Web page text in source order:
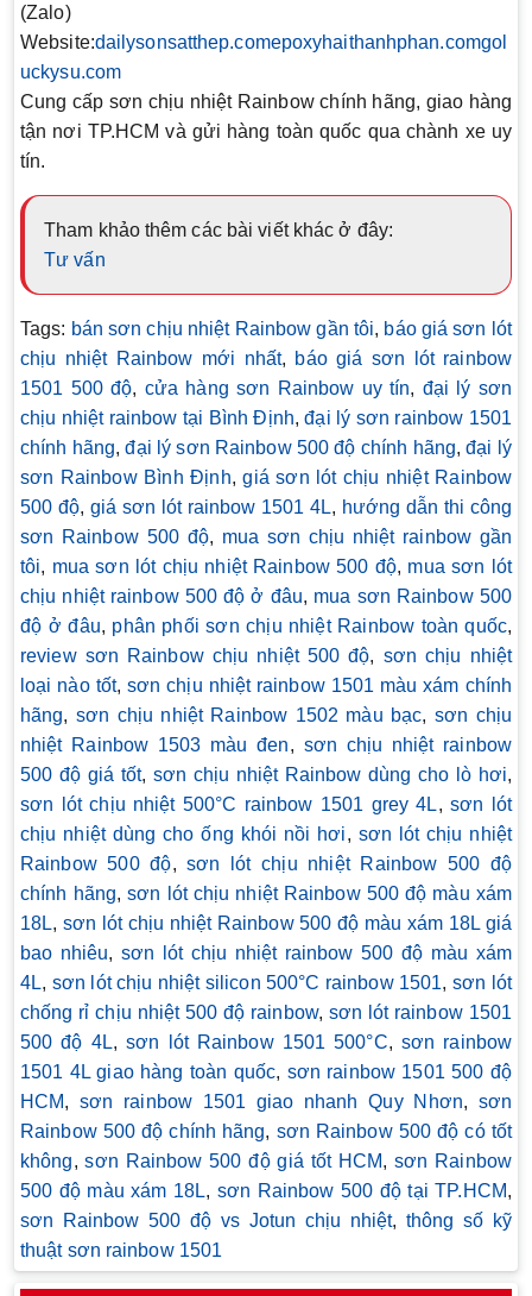
(Zalo)
Website:dailysonsatthep.comepoxyhaithanhphan.comgol
uckysu.com
Cung cấp sơn chịu nhiệt Rainbow chính hãng, giao hàng
tận nơi TP.HCM và gửi hàng toàn quốc qua chành xe uy
tín.
Tham khảo thêm các bài viết khác ở đây:
Tư vấn
Tags: bán sơn chịu nhiệt Rainbow gần tôi, báo giá sơn lót
chịu nhiệt Rainbow mới nhất, báo giá sơn lót rainbow
1501 500 độ, cửa hàng sơn Rainbow uy tín, đại lý sơn
chịu nhiệt rainbow tại Bình Định,đại lý sơn rainbow 1501
chính hãng,đại lý sơn Rainbow 500 độ chính hãng,đại lý
sơn Rainbow Bình Định,giá sơn lót chịu nhiệt Rainbow
500 độ, giá sơn lót rainbow 1501 4L, hướng dẫn thi công
sơn Rainbow 500 độ, mua sơn chịu nhiệt rainbow gần
tôi, mua sơn lót chịu nhiệt Rainbow 500 độ, mua sơn lót
chịu nhiệt rainbow 500 độ ở đâu, mua sơn Rainbow 500
độ ở đâu, phân phối sơn chịu nhiệt Rainbow toàn quốc,
review sơn Rainbow chịu nhiệt 500 độ, sơn chịu nhiệt
loại nào tốt, sơn chịu nhiệt rainbow 1501 màu xám chính
hãng, sơn chịu nhiệt Rainbow 1502 màu bạc, sơn chịu
nhiệt Rainbow 1503 màu đen, sơn chịu nhiệt rainbow
500 độ giá tốt, sơn chịu nhiệt Rainbow dùng cho lò hơi,
sơn lót chịu nhiệt 500°C rainbow 1501 grey 4L,sơn lót
chịu nhiệt dùng cho ống khói nồi hơi, sơn lót chịu nhiệt
Rainbow 500 độ,sơn lót chịu nhiệt Rainbow 500 độ
chính hãng,sơn lót chịu nhiệt Rainbow 500 độ màu xám
18L,sơn lót chịu nhiệt Rainbow 500 độ màu xám 18L giá
bao nhiêu,sơn lót chịu nhiệt rainbow 500 độ màu xám
4L, sơn lót chịu nhiệt silicon 500°C rainbow 1501, sơn lót
chống rỉ chịu nhiệt 500 độ rainbow, sơn lót rainbow 1501
500 độ 4L,sơn lót Rainbow 1501 500°C, sơn rainbow
1501 4L giao hàng toàn quốc, sơn rainbow 1501 500 độ
HCM,sơn rainbow 1501 giao nhanh Quy Nhơn, sơn
Rainbow 500 độ chính hãng, sơn Rainbow 500 độ có tốt
không,sơn Rainbow 500 độ giá tốt HCM,sơn Rainbow
500 độ màu xám 18L, sơn Rainbow 500 độ tại TP.HCM,
sơn Rainbow 500 độ vs Jotun chịu nhiệt, thông số kỹ
thuật sơn rainbow 1501